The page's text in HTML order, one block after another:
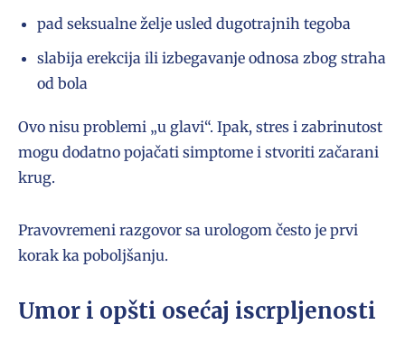
pad seksualne želje usled dugotrajnih tegoba
slabija erekcija ili izbegavanje odnosa zbog straha
od bola
Ovo nisu problemi „u glavi“. Ipak, stres i zabrinutost
mogu dodatno pojačati simptome i stvoriti začarani
krug.
Pravovremeni razgovor sa urologom često je prvi
korak ka poboljšanju.
Umor i opšti osećaj iscrpljenosti